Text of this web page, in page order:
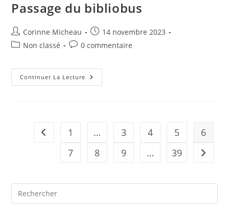
Passage du bibliobus
Auteur/autrice
de
Corinne Micheau
Publication
publiée :
14 novembre 2023
PostNon classé
Commentaires
la
publication :
0 commentaire
Continuer La Lecture Passage
Du
Go to the previous page
1 … 3 4 5
6
7
8 9 … 39 Aller à